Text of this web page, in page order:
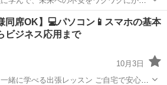
を有効に利用して 20回（+1）24000円 15
コースは複数選択できます ・就職準備
Windows総合 夏休み
同席OK】💻パソコン📱スマホの基本
ビジネス応用まで
10月3日
る出張レッスン ご自宅で安心学